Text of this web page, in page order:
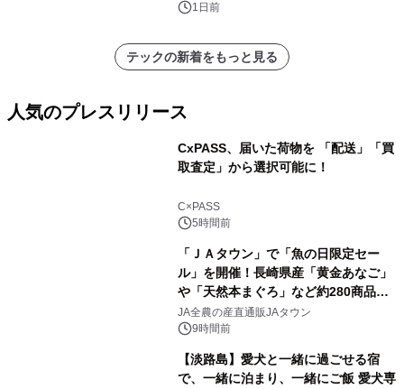
1日前
テックの新着をもっと見る
人気のプレスリリース
CxPASS、届いた荷物を 「配送」「買
取査定」から選択可能に！
C×PASS
5時間前
「ＪＡタウン」で「魚の日限定セー
ル」を開催！長崎県産「黄金あなご」
や「天然本まぐろ」など約280商品を
販売！～毎月１０日の定例企画～
JA全農の産直通販JAタウン
9時間前
【淡路島】愛犬と一緒に過ごせる宿
で、一緒に泊まり、一緒にご飯 愛犬専